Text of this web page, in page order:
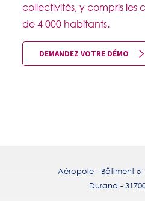
collectivités, y compris les
de 4 000 habitants.
DEMANDEZ VOTRE DÉMO
Aéropole - Bâtiment 5
Durand -